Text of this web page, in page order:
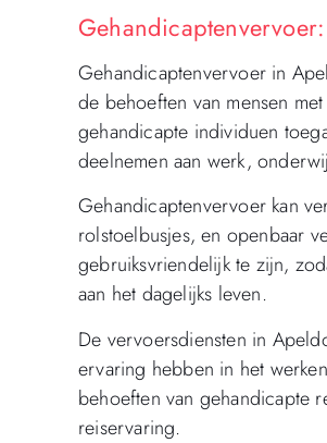
Gehandicaptenvervoer in
de behoeften van mensen
gehandicapte individuen
deelnemen aan werk,
Gehandicaptenvervoer kan
rolstoelbusjes, en openbaar
gebruiksvriendelijk te zijn,
aan het dagelijks leven.
De vervoersdiensten in
ervaring hebben in het
behoeften van gehandicapte
reiservaring.